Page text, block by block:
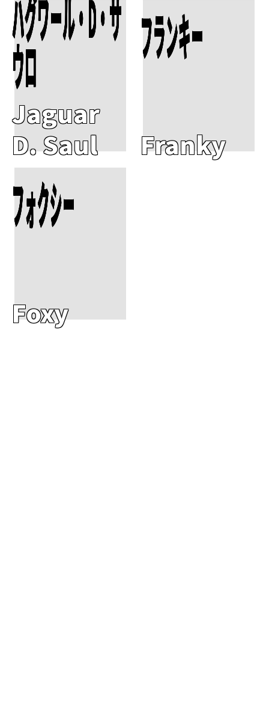
ハグワール・D・サ
ウロ
Jaguar
D. Saul
フランキー
Franky
フォクシー
Foxy
Add To Cart